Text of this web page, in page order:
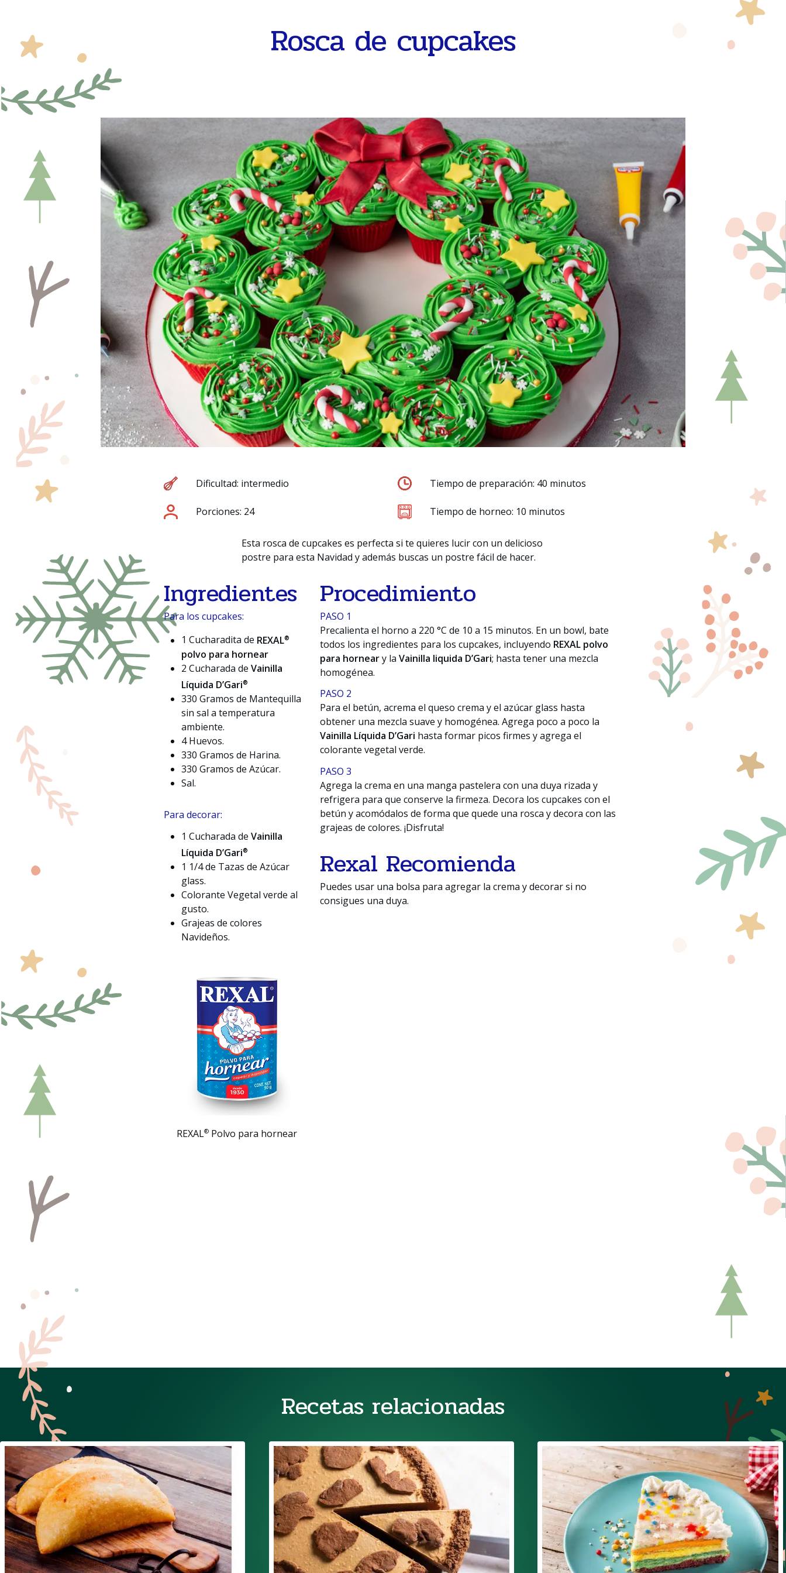
Presione enter para buscar o ESC para cerrar
Rosca de cupcakes
Dificultad: intermedio
Porciones: 24
Tiempo de preparación: 40 minutos
Tiempo de horneo: 10 minutos
Esta rosca de cupcakes es perfecta si te quieres lucir con un delicioso
postre para esta Navidad y además buscas un postre fácil de hacer.
Ingredientes
Para los cupcakes:
1 Cucharadita de REXAL®
polvo para hornear
2 Cucharada de Vainilla
Líquida D’Gari®
330 Gramos de Mantequilla
sin sal a temperatura
ambiente.
4 Huevos.
330 Gramos de Harina.
330 Gramos de Azúcar.
Sal.
Para decorar:
1 Cucharada de Vainilla
Líquida D’Gari®
1 1/4 de Tazas de Azúcar
glass.
Colorante Vegetal verde al
gusto.
Grajeas de colores
Navideños.
REXAL® Polvo para hornear
Procedimiento
PASO 1
Precalienta el horno a 220 °C de 10 a 15 minutos. En un bowl, bate
todos los ingredientes para los cupcakes, incluyendo REXAL polvo
para horneary la Vainilla liquida D’Gari; hasta tener una mezcla
homogénea.
PASO 2
Para el betún, acrema el queso crema y el azúcar glass hasta
obtener una mezcla suave y homogénea. Agrega poco a poco la
Vainilla Líquida D’Gari hasta formar picos firmes y agrega el
colorante vegetal verde.
PASO 3
Agrega la crema en una manga pastelera con una duya rizada y
refrigera para que conserve la firmeza. Decora los cupcakes con el
betún y acomódalos de forma que quede una rosca y decora con las
grajeas de colores. ¡Disfruta!
Rexal Recomienda
Puedes usar una bolsa para agregar la crema y decorar si no
consigues una duya.
Recetas relacionadas